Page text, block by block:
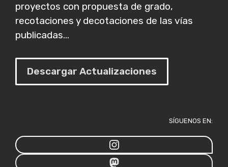
proyectos con propuesta de grado,
recotaciones y decotaciones de las vías
publicadas...
Descargar Actualizaciones
SÍGUENOS EN: